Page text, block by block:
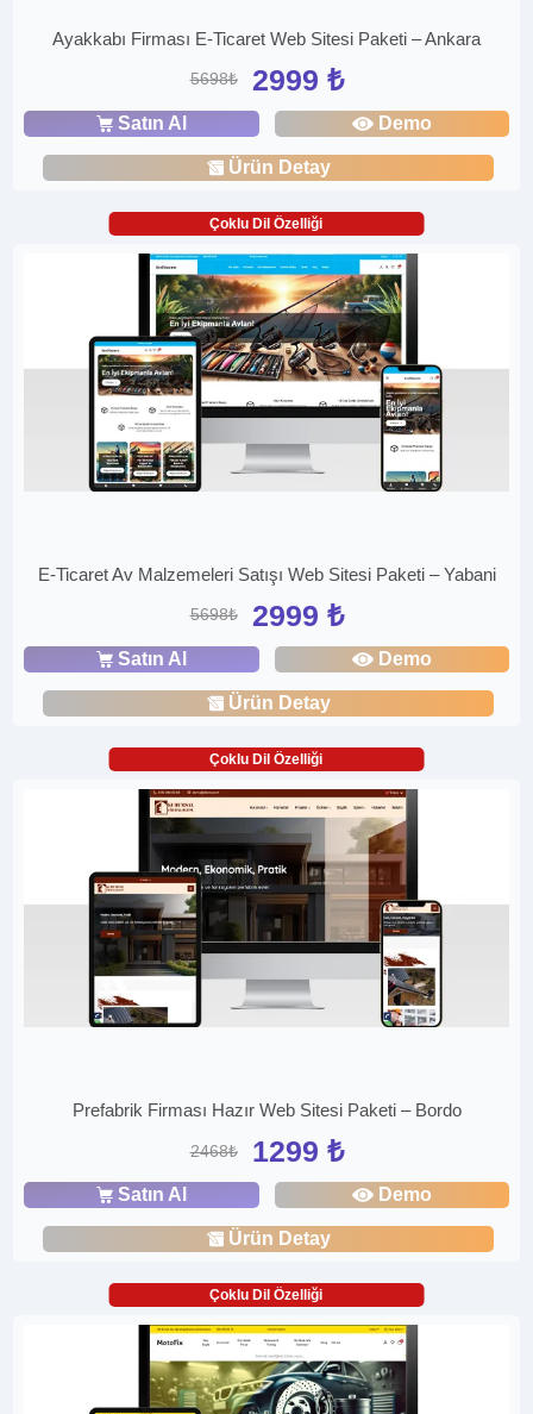
Ayakkabı Firması E-Ticaret Web Sitesi Paketi – Ankara
5698₺ 2999 ₺
Satın Al Demo
Ürün Detay
Çoklu Dil Özelliği
E-Ticaret Av Malzemeleri Satışı Web Sitesi Paketi – Yabani
5698₺ 2999 ₺
Satın Al Demo
Ürün Detay
Çoklu Dil Özelliği
Prefabrik Firması Hazır Web Sitesi Paketi – Bordo
2468₺ 1299 ₺
Satın Al Demo
Ürün Detay
Çoklu Dil Özelliği